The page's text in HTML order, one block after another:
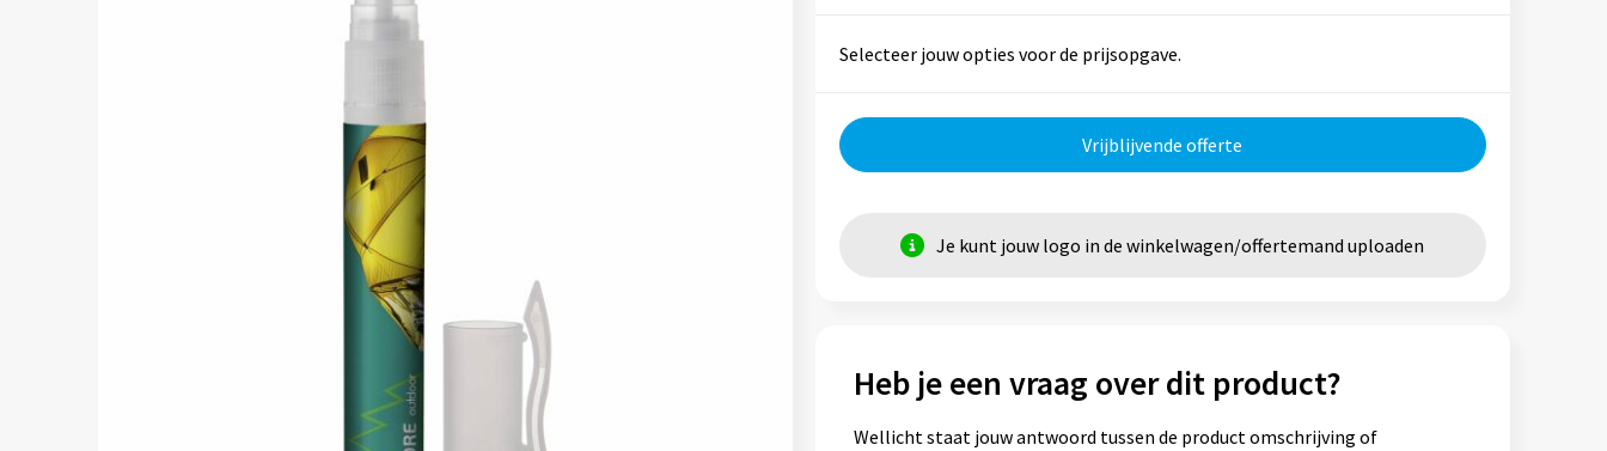
Selecteer jouw opties voor de prijsopgave.
Vrijblijvende offerte
Je kunt jouw logo in de winkelwagen/offertemand uploaden
Heb je een vraag over dit product?
Wellicht staat jouw antwoord tussen de product omschrijving of